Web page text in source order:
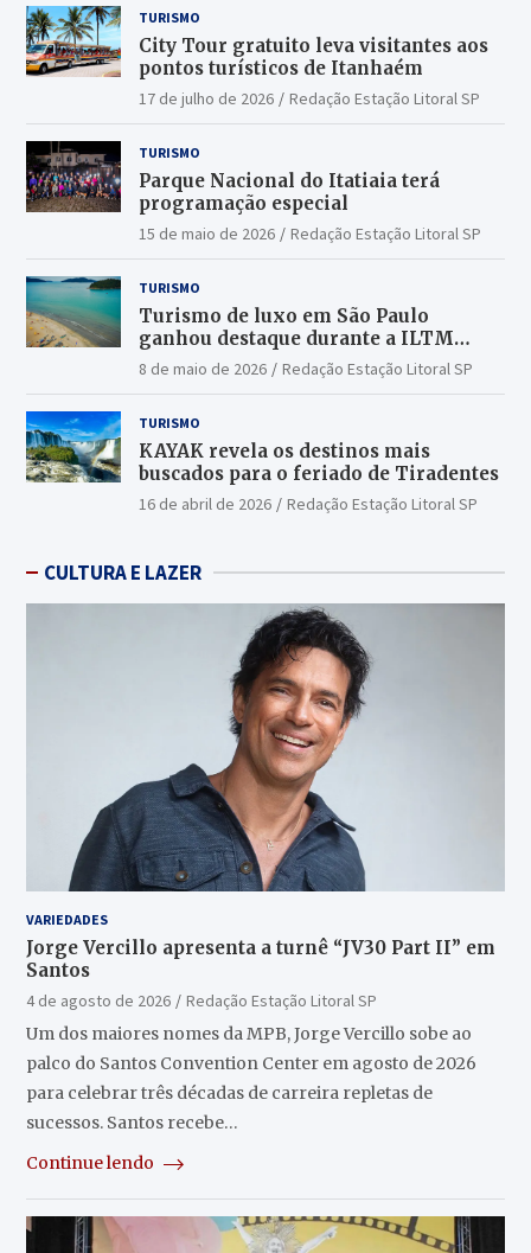
TURISMO
City Tour gratuito leva visitantes aos
pontos turísticos de Itanhaém
17 de julho de 2026 Redação Estação Litoral SP
TURISMO
Parque Nacional do Itatiaia terá
programação especial
15 de maio de 2026 Redação Estação Litoral SP
TURISMO
Turismo de luxo em São Paulo
ganhou destaque durante a ILTM
Latin America 2026
8 de maio de 2026 Redação Estação Litoral SP
TURISMO
KAYAK revela os destinos mais
buscados para o feriado de Tiradentes
16 de abril de 2026 Redação Estação Litoral SP
CULTURA E LAZER
VARIEDADES
Jorge Vercillo apresenta a turnê “JV30 Part II” em
Santos
4 de agosto de 2026
Redação Estação Litoral SP
Um dos maiores nomes da MPB, Jorge Vercillo sobe ao
palco do Santos Convention Center em agosto de 2026
para celebrar três décadas de carreira repletas de
sucessos. Santos recebe…
Continue lendo